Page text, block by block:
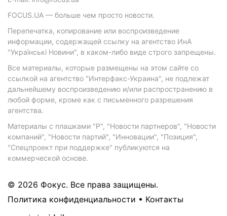
FOCUS.UA — больше чем просто новости.
Перепечатка, копирование или воспроизведение
информации, содержащей ссылку на агентство ИнА
"Українські Новини", в каком-либо виде строго запрещены.
Все материалы, которые размещены на этом сайте со
ссылкой на агентство "Интерфакс-Украина", не подлежат
дальнейшему воспроизведению и/или распространению в
любой форме, кроме как с письменного разрешения
агентства.
Материалы с плашками "Р", "Новости партнеров", "Новости
компаний", "Новости партий", "Инновации", "Позиция",
"Спецпроект при поддержке" публикуются на
коммерческой основе.
© 2026 Фокус. Все права защищены.
Политика конфиденциальности • Контакты